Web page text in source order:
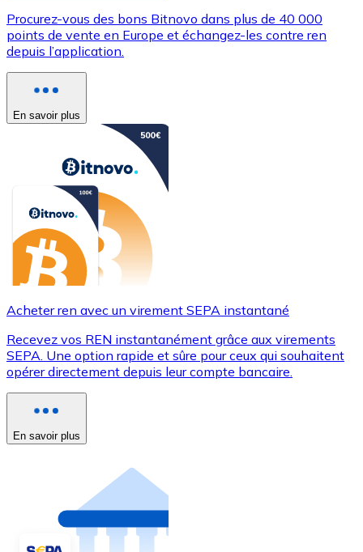
Procurez-vous des bons Bitnovo dans plus de 40 000
points de vente en Europe et échangez-les contre ren
depuis l’application.
En savoir plus
Acheter ren avec un virement SEPA instantané
Recevez vos REN instantanément grâce aux virements
SEPA. Une option rapide et sûre pour ceux qui souhaitent
opérer directement depuis leur compte bancaire.
En savoir plus